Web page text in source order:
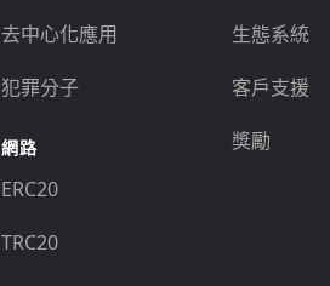
去中心化應用
犯罪分子
網路
ERC20
TRC20
生態系統
客戶支援
獎勵